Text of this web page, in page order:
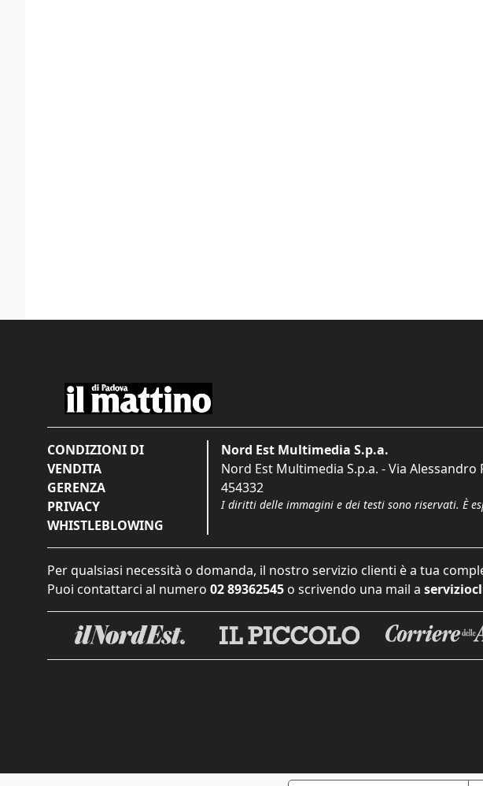
CONDIZIONI DI
VENDITA
GERENZA
PRIVACY
WHISTLEBLOWING
Nord Est Multimedia S.p.a.
Nord Est Multimedia S.p.a. - Via Alessandro
454332
I diritti delle immagini e dei testi sono riservati. È
Per qualsiasi necessità o domanda, il nostro servizio clienti è a tua
Puoi contattarci al numero 02 89362545 o scrivendo una mail a